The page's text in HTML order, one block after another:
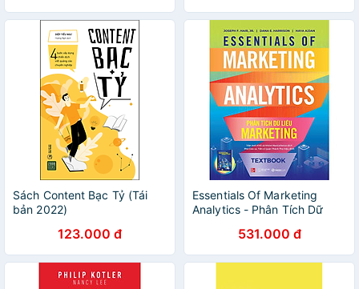
Sách Content Bạc Tỷ (Tái
bản 2022)
123.000 đ
Essentials Of Marketing
Analytics - Phân Tích Dữ
531.000 đ